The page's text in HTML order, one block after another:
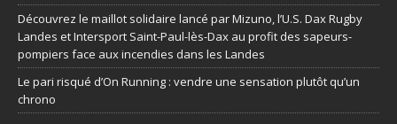
Découvrez le maillot solidaire lancé par Mizuno, l’U.S. Dax Rugby
Landes et Intersport Saint-Paul-lès-Dax au profit des sapeurs-
pompiers face aux incendies dans les Landes
Le pari risqué d’On Running : vendre une sensation plutôt qu’un
chrono